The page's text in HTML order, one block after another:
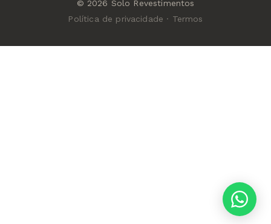
© 2026 Solo Revestimentos
Política de privacidade · Termos